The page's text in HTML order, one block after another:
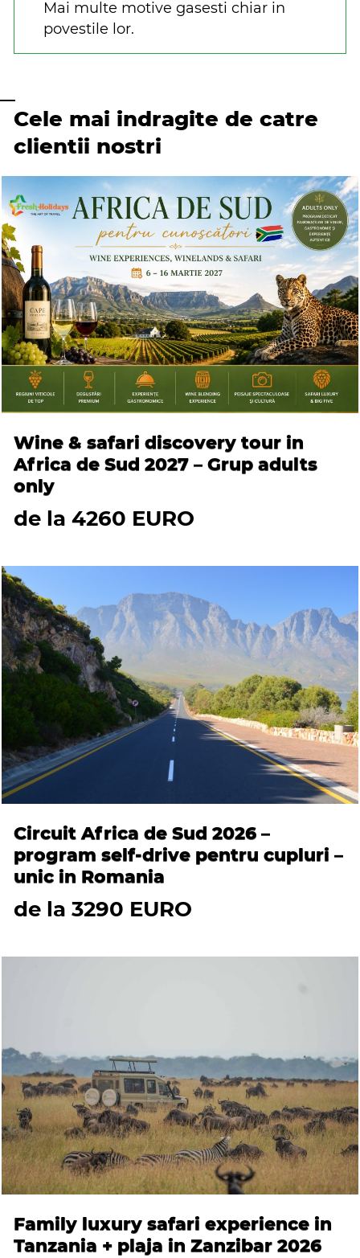
Mai multe motive gasesti chiar in
povestile lor.
Cele mai indragite de catre
clientii nostri
Wine & safari discovery tour in
Africa de Sud 2027 – Grup adults
only
de la 4260 EURO
Circuit Africa de Sud 2026 –
program self-drive pentru cupluri –
unic in Romania
de la 3290 EURO
Family luxury safari experience in
Tanzania + plaja in Zanzibar 2026